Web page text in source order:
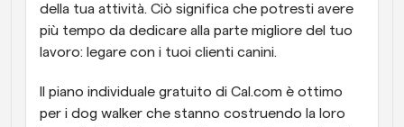
Webhook
Ricevi una notifica quando succede qualcosa
della tua attività. Ciò significa che potresti avere
più tempo da dedicare alla parte migliore del tuo
lavoro: legare con i tuoi clienti canini.
Il piano individuale gratuito di Cal.com è ottimo
per i dog walker che stanno costruendo la loro